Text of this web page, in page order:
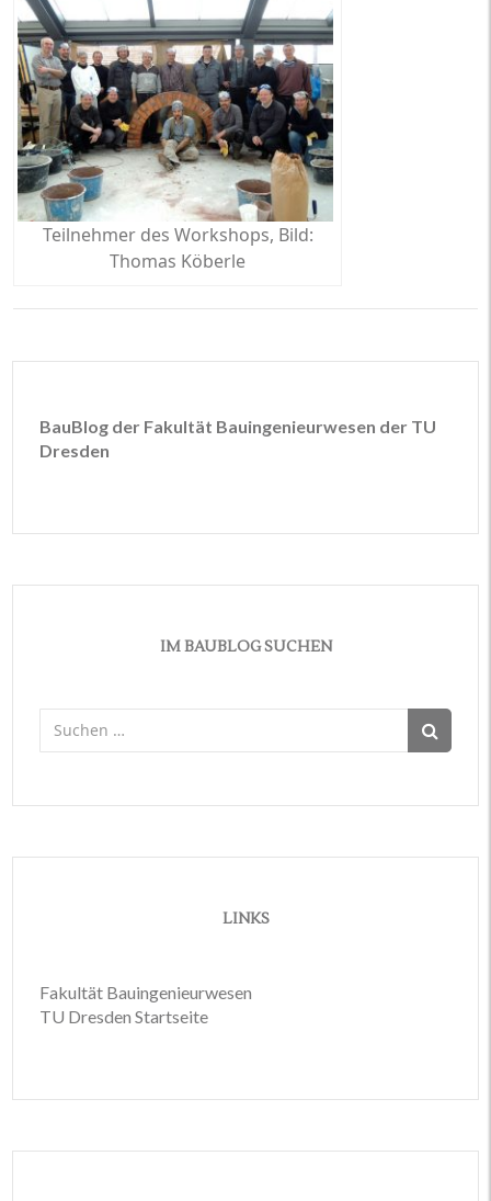
Teilnehmer des Workshops, Bild:
Thomas Köberle
BauBlog der Fakultät Bauingenieurwesen der TU
Dresden
IM BAUBLOG SUCHEN
nach:
LINKS
Fakultät Bauingenieurwesen
TU Dresden Startseite